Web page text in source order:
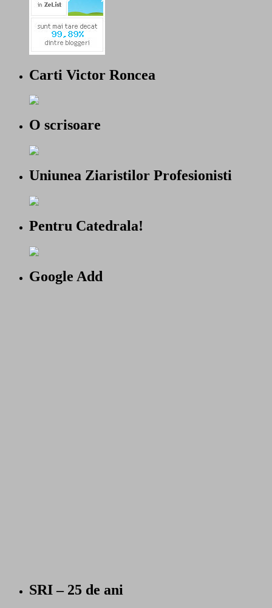
Carti Victor Roncea
O scrisoare
Uniunea Ziaristilor Profesionisti
Pentru Catedrala!
Google Add
SRI – 25 de ani